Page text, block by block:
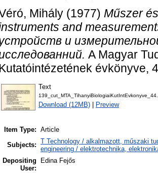
Mihály (1977) Műszer
and
и
A Magyar
évkönyve,
Text
Download (12MB) Preview
Item Type: Article
Subjects: T Technology / alkalmazott, műszaki
engineering / elektrotechnika,
Depositing
User:
Edina Fejős